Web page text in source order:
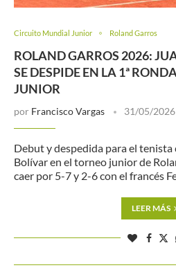
Circuito Mundial Junior Roland Garros
ROLAND GARROS 2026:
SE DESPIDE EN LA 1ª
JUNIOR
por Francisco Vargas 31/05/2026
Debut y despedida para el
Bolívar en el torneo junior de
caer por 5-7 y 2-6 con el francés
LEER MÁS